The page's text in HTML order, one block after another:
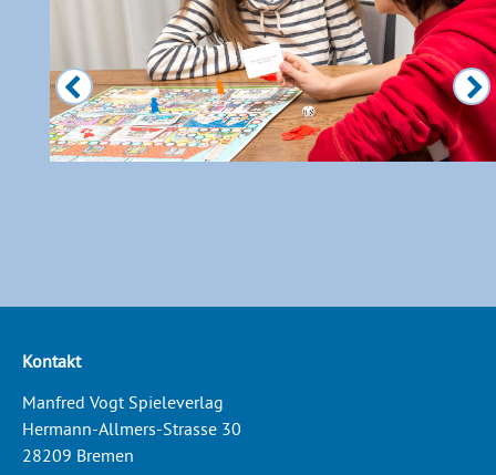
Kontakt
Manfred Vogt Spieleverlag
Hermann-Allmers-Strasse 30
28209 Bremen